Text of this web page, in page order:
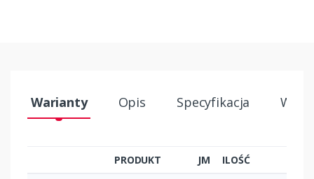
Warianty Opis Specyfikacja
PRODUKT JM ILOŚĆ